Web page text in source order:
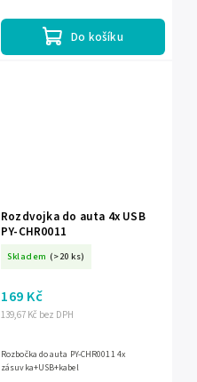
Do košíku
Rozdvojka do auta 4x USB
PY-CHR0011
Skladem (>20 ks)
139,67 Kč bez DPH
169 Kč
Rozbočka do auta PY-CHR0011 4x
zásuvka+USB+kabel